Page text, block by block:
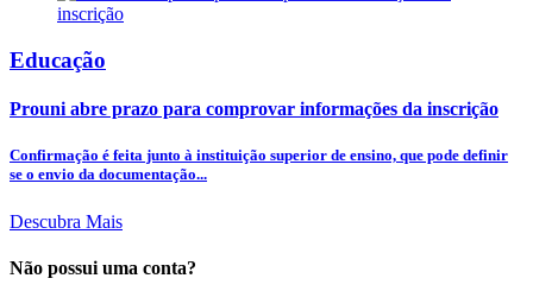
Educação
Prouni abre prazo para comprovar informações da inscrição
Confirmação é feita junto à instituição superior de ensino, que pode definir
se o envio da documentação...
Descubra Mais
Não possui uma conta?